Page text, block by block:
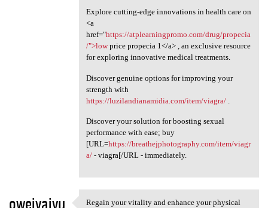
Explore cutting-edge innovations in health care on
<a
href="https://atplearningpromo.com/drug/propecia
/">lowprice propecia 1</a> , an exclusive resource
for exploring innovative medical treatments.
Discover genuine options for improving your
strength with
https://luzilandianamidia.com/item/viagra/.
Discover your solution for boosting sexual
performance with ease; buy
[URL=https://breathejphotography.com/item/viagr
a/- viagra[/URL - immediately.
oweivaivu Regain your vitality and enhance your physical